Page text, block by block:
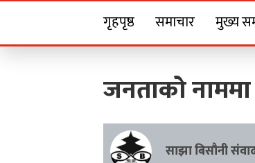
गृहपृष्ठ समाचार मुख्य
जनताको
साझा बिसौनी